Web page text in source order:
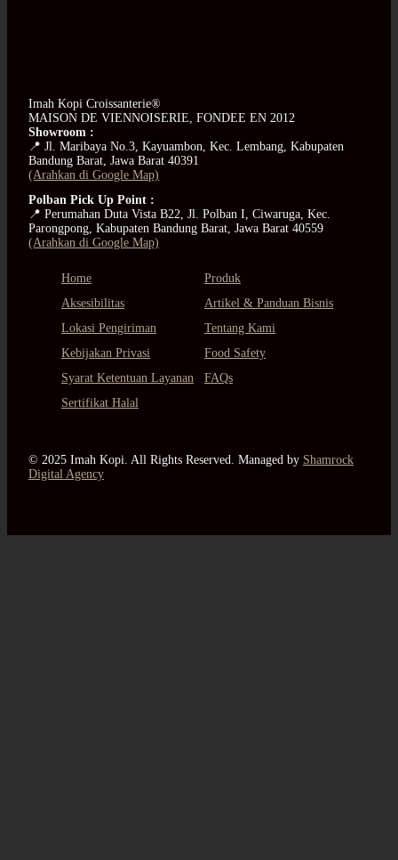
Imah Kopi Croissanterie®
MAISON DE VIENNOISERIE, FONDEE EN 2012
Showroom :
📍 Jl. Maribaya No.3, Kayuambon, Kec. Lembang, Kabupaten
Bandung Barat, Jawa Barat 40391
(Arahkan di Google Map)
Polban Pick Up Point :
📍 Perumahan Duta Vista B22, Jl. Polban I, Ciwaruga, Kec.
Parongpong, Kabupaten Bandung Barat, Jawa Barat 40559
(Arahkan di Google Map)
Home
Produk
Aksesibilitas
Artikel & Panduan Bisnis
Lokasi Pengiriman
Tentang Kami
Kebijakan Privasi
Food Safety
Syarat Ketentuan Layanan
FAQs
Sertifikat Halal
© 2025 Imah Kopi. All Rights Reserved. Managed by Shamrock
Digital Agency